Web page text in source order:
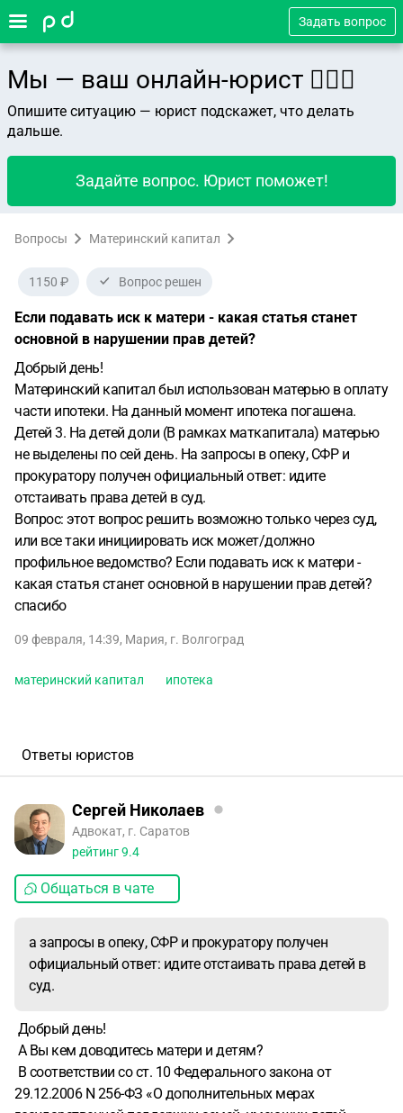
Задать вопрос
Мы — ваш онлайн-юрист 👨🏻‍⚖️
Опишите ситуацию — юрист подскажет, что делать
дальше.
Задайте вопрос. Юрист поможет!
Вопросы Материнский капитал
1150 ₽ Вопрос решен
Если подавать иск к матери - какая статья станет
основной в нарушении прав детей?
Добрый день!
Материнский капитал был использован матерью в оплату
части ипотеки. На данный момент ипотека погашена.
Детей 3. На детей доли (В рамках маткапитала) матерью
не выделены по сей день. На запросы в опеку, СФР и
прокуратору получен официальный ответ: идите
отстаивать права детей в суд.
Вопрос: этот вопрос решить возможно только через суд,
или все таки инициировать иск может/должно
профильное ведомство? Если подавать иск к матери -
какая статья станет основной в нарушении прав детей?
спасибо
09 февраля, 14:39, Мария, г. Волгоград
материнский капитал ипотека
Ответы юристов
Сергей Николаев
Адвокат, г. Саратов
рейтинг9.4
Общаться в чате
а запросы в опеку, СФР и прокуратору получен
официальный ответ: идите отстаивать права детей в
суд.
Добрый день!
А Вы кем доводитесь матери и детям?
В соответствии со ст. 10 Федерального закона от
29.12.2006 N 256-ФЗ «О дополнительных мерах